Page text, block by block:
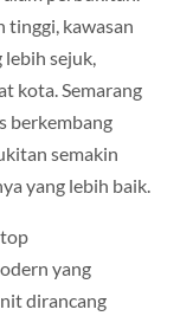
tinggi, kawasan
sejuk,
kota. Semarang
berkembang
semakin
yang lebih baik.
yang
dirancang